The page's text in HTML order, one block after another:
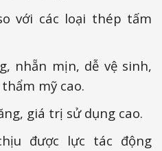
với các loại thép tấm
nhẵn mịn, dễ vệ sinh,
mỹ cao.
giá trị sử dụng cao.
được lực tác động